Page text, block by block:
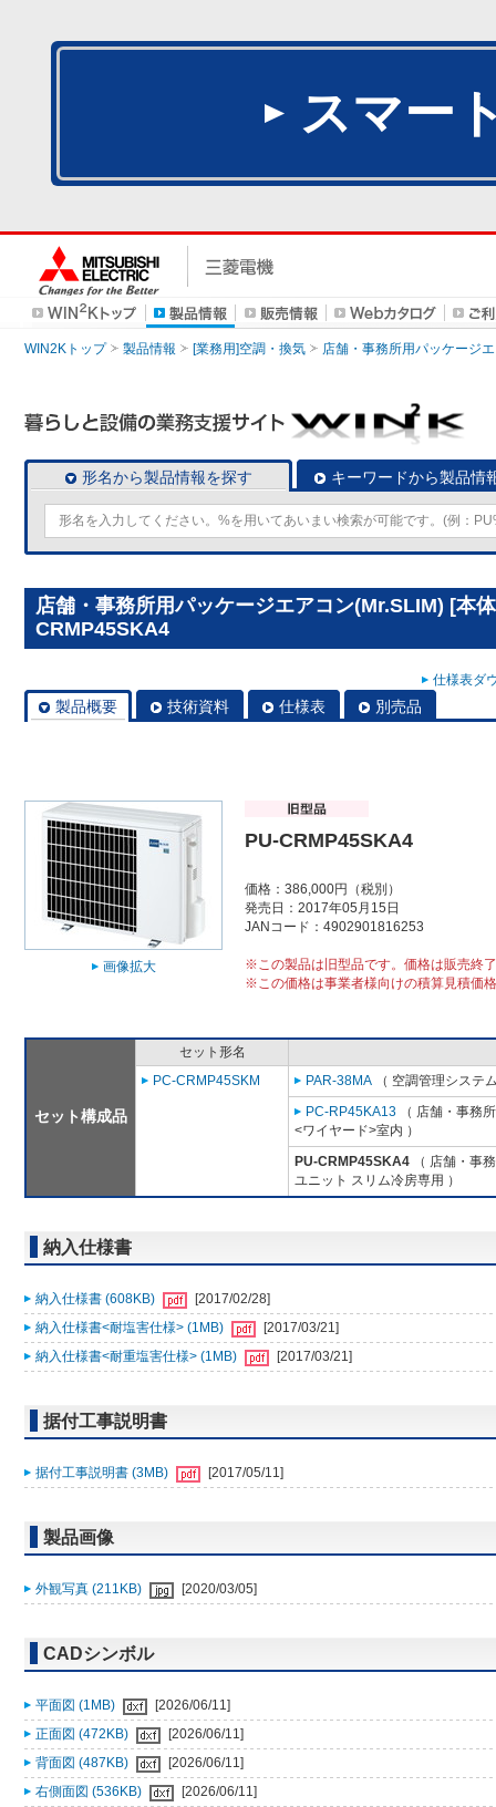
スマー
WIN2Kトップ 製品情報 [業務用]空調・換気 店舗・事務所用パッケージ
形名から製品情報を探す キーワードから製品情
店舗・事務所用パッケージエアコン(Mr.SLIM) [本
CRMP45SKA4
仕様表ダ
製品概要 技術資料 仕様表 別売品
画像拡大
PU-CRMP45SKA4
価格：386,000円（税別）
発売日：2017年05月15日
JANコード：4902901816253
※この製品は旧型品です。価格は販売終
※この価格は事業者様向けの積算見積価
セット構成品
セット形名
PC-CRMP45SKM
PAR-38MA （ 空調管理システ
PC-RP45KA13 （ 店舗・事務
<ワイヤード>室内 ）
PU-CRMP45SKA4 （ 店舗・事
ユニット スリム冷房専用 ）
納入仕様書
納入仕様書 (608KB)
[2017/02/28]
納入仕様書<耐塩害仕様> (1MB)
[2017/03/21]
納入仕様書<耐重塩害仕様> (1MB)
[2017/03/21]
据付工事説明書
据付工事説明書 (3MB) [2017/05/11]
製品画像
外観写真 (211KB) [2020/03/05]
CADシンボル
平面図 (1MB)
[2026/06/11]
正面図 (472KB)
[2026/06/11]
背面図 (487KB)
[2026/06/11]
右側面図 (536KB)
[2026/06/11]